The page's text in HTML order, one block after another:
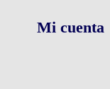
Mi cuenta